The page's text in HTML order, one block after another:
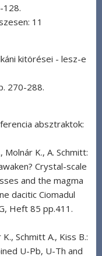
128.
11
kitörései - lesz-e
270-288.
absztraktok:
Molnár K., A. Schmitt:
Crystal-scale
and the magma
dacitic Ciomadul
Heft 85 pp.411.
Schmitt A., Kiss B.:
U-Pb, U-Th and